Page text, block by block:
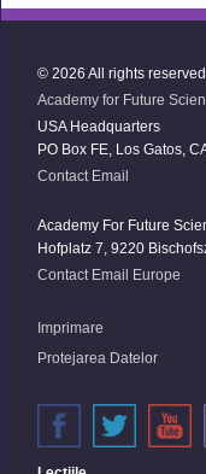
© 2026 All rights reserved
Academy for Future
USA Headquarters
PO Box FE, Los Gatos,
Contact Email
Academy For Future
Hofplatz 7, 9220
Contact Email Europe
Imprimare
Protejarea Datelor